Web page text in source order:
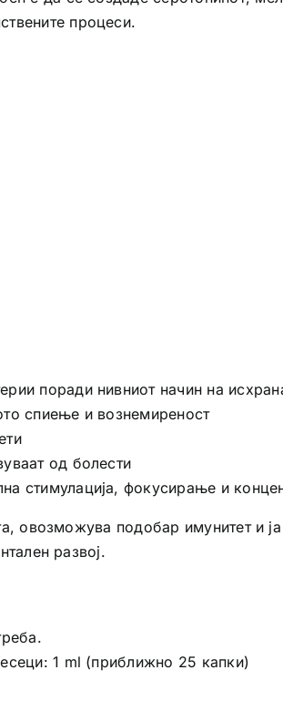
процеси.
поради нивниот начин на
спиење и вознемиреност
од болести
стимулација, фокусирање и
овозможува подобар имунитет и
развој.
1 ml (приближно 25 капки)